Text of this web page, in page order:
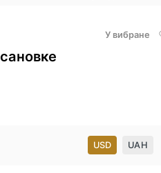
У вибране
USD UAH